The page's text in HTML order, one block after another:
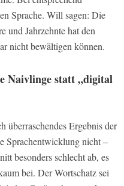
Sprache. Will sagen: Die
und Jahrzehnte hat den
nicht bewältigen können.
Naivlinge statt „digital
überraschendes Ergebnis der
Sprachentwicklung nicht –
besonders schlecht ab, es
bei. Der Wortschatz sei